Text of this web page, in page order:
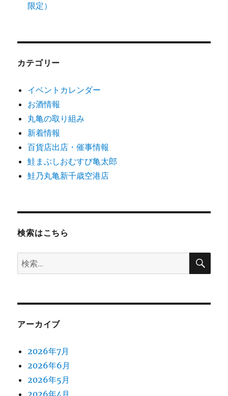
限定）
カテゴリー
イベントカレンダー
お酒情報
丸亀の取り組み
新着情報
百貨店出店・催事情報
鮭まぶしおむすび亀太郎
鮭乃丸亀新千歳空港店
検索はこちら
検
索:
検
アーカイブ
2026年7月
2026年6月
2026年5月